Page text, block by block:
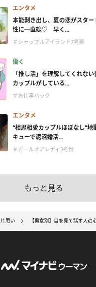
エンタメ
本能剥き出し、夏の恋がスタ
性に一直線♡ 早く...
＃シャッフルアイランド7考察
働く
「推し活」を理解してくれな
カップルがしている...
＃お仕事ハック
エンタメ
“相思相愛カップルほぼなし”地
キューで泥沼婚活...
＃ガールオアレディ3考察
もっと見る
片思い 【男女別】目を見て話す人